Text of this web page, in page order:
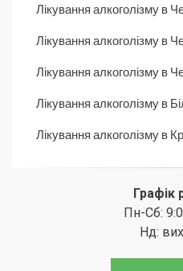
Лікування алкоголізму в
Лікування алкоголізму в
Лікування алкоголізму в
Лікування алкоголізму в
Лікування алкоголізму в
Графік
Пн-Сб:
Нд: